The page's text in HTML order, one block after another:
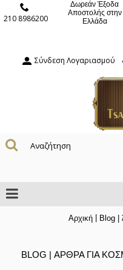
210 8986200
Δωρεάν Έξοδα
Αποστολής στην
Ελλάδα
Σύνδεση Λογαριασμού
Αρχική| Blog |
BLOG | ΆΡΘΡΑ ΓΙΑ